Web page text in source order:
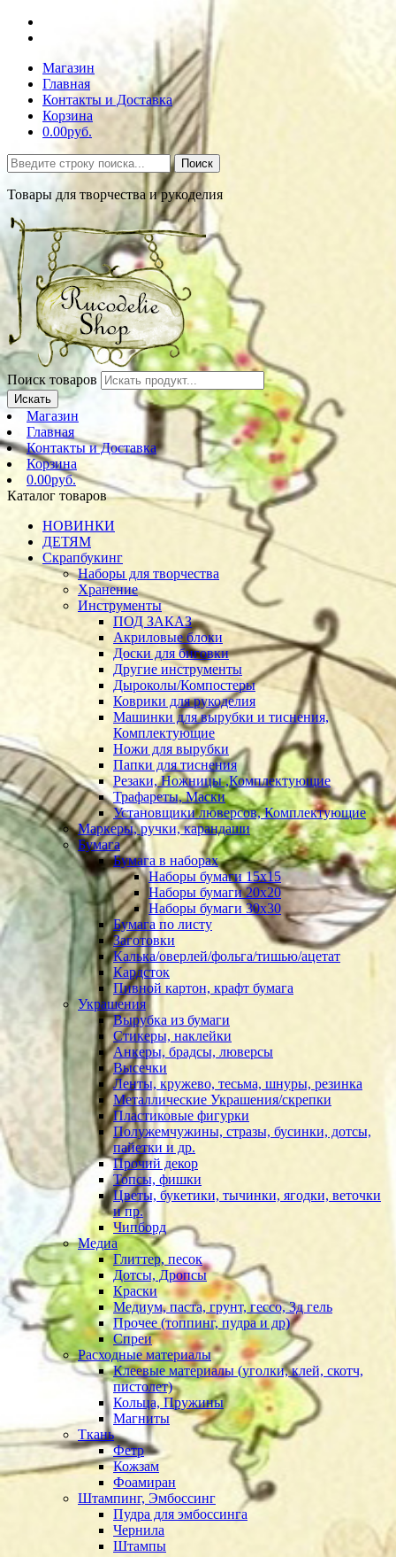
Магазин
Главная
Контакты и Доставка
Корзина
0.00руб.
Поиск
Товары для творчества и рукоделия
Поиск товаров
Искать
Магазин
Главная
Контакты и Доставка
Корзина
0.00руб.
Каталог товаров
НОВИНКИ
ДЕТЯМ
Скрапбукинг
Наборы для творчества
Хранение
Инструменты
ПОД ЗАКАЗ
Акриловые блоки
Доски для биговки
Другие инструменты
Дыроколы/Компостеры
Коврики для рукоделия
Машинки для вырубки и тиснения,
Комплектующие
Ножи для вырубки
Папки для тиснения
Резаки, Ножницы ,Комплектующие
Трафареты, Маски
Установщики люверсов, Комплектующие
Маркеры, ручки, карандаши
Бумага
Бумага в наборах
Наборы бумаги 15х15
Наборы бумаги 20х20
Наборы бумаги 30х30
Бумага по листу
Заготовки
Калька/оверлей/фольга/тишью/ацетат
Кардсток
Пивной картон, крафт бумага
Украшения
Вырубка из бумаги
Стикеры, наклейки
Анкеры, брадсы, люверсы
Высечки
Ленты, кружево, тесьма, шнуры, резинка
Металлические Украшения/скрепки
Пластиковые фигурки
Полужемчужины, стразы, бусинки, дотсы,
пайетки и др.
Прочий декор
Топсы, фишки
Цветы, букетики, тычинки, ягодки, веточки
и пр.
Чипборд
Медиа
Глиттер, песок
Дотсы, Дропсы
Краски
Медиум, паста, грунт, гессо, 3д гель
Прочее (топпинг, пудра и др)
Спреи
Расходные материалы
Клеевые материалы (уголки, клей, скотч,
пистолет)
Кольца, Пружины
Магниты
Ткань
Фетр
Кожзам
Фоамиран
Штампинг, Эмбоссинг
Пудра для эмбоссинга
Чернила
Штампы